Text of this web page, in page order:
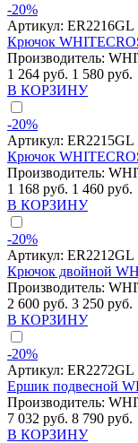
-20%
Артикул: ER2216GL
Крючок
Производитель:
1 264 руб. 1 580 руб.
В КОРЗИНУ
-20%
Артикул: ER2215GL
Крючок
Производитель:
1 168 руб. 1 460 руб.
В КОРЗИНУ
-20%
Артикул: ER2212GL
Крючок двойной
Производитель:
2 600 руб. 3 250 руб.
В КОРЗИНУ
-20%
Артикул: ER2272GL
Ершик подвесной
Производитель:
7 032 руб. 8 790 руб.
В КОРЗИНУ